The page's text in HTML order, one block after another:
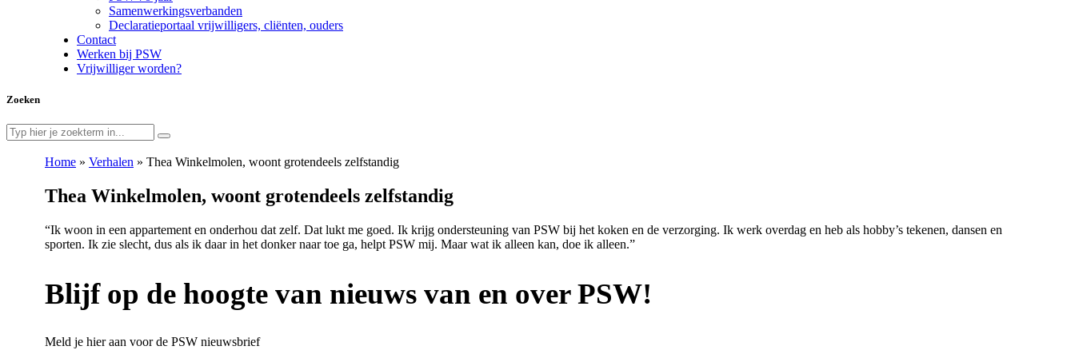
Samenwerkingsverbanden
Declaratieportaal vrijwilligers, cliënten, ouders
Contact
Werken bij PSW
Vrijwilliger worden?
Zoeken
Home » Verhalen » Thea Winkelmolen, woont grotendeels zelfstandig
Thea Winkelmolen, woont grotendeels zelfstandig
“Ik woon in een appartement en onderhou dat zelf. Dat lukt me goed. Ik krijg ondersteuning van PSW bij het koken en de verzorging. Ik werk overdag en heb als hobby’s tekenen, dansen en
sporten. Ik zie slecht, dus als ik daar in het donker naar toe ga, helpt PSW mij. Maar wat ik alleen kan, doe ik alleen.”
Blijf op de hoogte van nieuws van en over PSW!
Meld je hier aan voor de PSW nieuwsbrief